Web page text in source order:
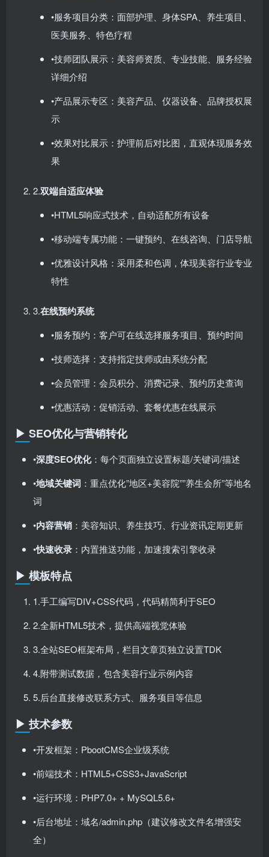
•服务项目分类：面部护理、身体SPA、养生项目、
医美服务、特色疗程
•技师团队展示：美容师资质、专业技能、服务经验
详细介绍
•产品展示专区：美容产品、仪器设备、品牌授权展
示
•效果对比展示：护理前后对比图，直观体现服务效
果
2.​双端自适应体验
•HTML5响应式技术，自动适配所有设备
•移动端专属功能：一键预约、在线咨询、门店导航
•优雅设计风格：采用柔和色调，体现美容行业专业
特性
3.​在线预约系统
•服务预约：客户可在线选择服务项目、预约时间
•技师选择：支持指定技师或由系统分配
•会员管理：会员积分、消费记录、预约历史查询
•优惠活动：促销活动、套餐优惠在线展示
▶ SEO优化与营销转化
•​深度SEO优化​：每个页面独立设置标题/关键词/描述
•​地域关键词 ​：重点优化”地区+美容院””养生会所”等地名
词
•​内容营销 ​：美容知识、养生技巧、行业资讯定期更新
•​快速收录 ​：内置推送功能，加速搜索引擎收录
▶ 模板特点
1.手工编写DIV+CSS代码，代码精简利于SEO
2.全新HTML5技术，提供高端视觉体验
3.全站SEO框架布局，栏目文章页独立设置TDK
4.附带测试数据，包含美容行业示例内容
5.后台直接修改联系方式、服务项目等信息
▶ 技术参数
•开发框架：PbootCMS企业级系统
•前端技术：HTML5+CSS3+JavaScript
•运行环境：PHP7.0+ + MySQL5.6+
•后台地址：域名/admin.php（建议修改文件名增强安
全）